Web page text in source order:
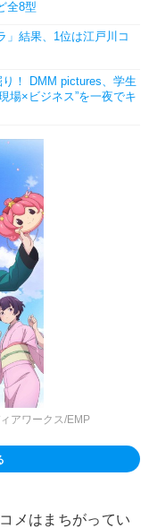
全8型
」結果、1位は江戸川コ
り！ DMM pictures、学生
場×ビジネス”を一夜でキ
アワークス/EMP
メはまちがってい